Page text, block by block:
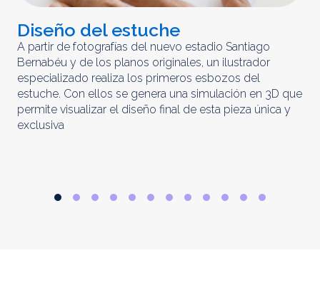
Diseño del estuche
A partir de fotografías del nuevo estadio Santiago
Bernabéu y de los planos originales, un ilustrador
especializado realiza los primeros esbozos del
estuche. Con ellos se genera una simulación en 3D que
permite visualizar el diseño final de esta pieza única y
exclusiva